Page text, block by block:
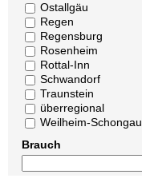
Ostallgäu
Regen
Regensburg
Rosenheim
Rottal-Inn
Schwandorf
Traunstein
überregional
Weilheim-Schongau
Brauch